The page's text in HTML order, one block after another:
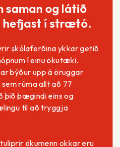
saman og látið
í strætó.
skólaferðina ykkar getið
í einu ökutæki.
býður upp á öruggar
rúma allt að 77
þið þægindi eins og
til að tryggja
ökumenn okkar eru